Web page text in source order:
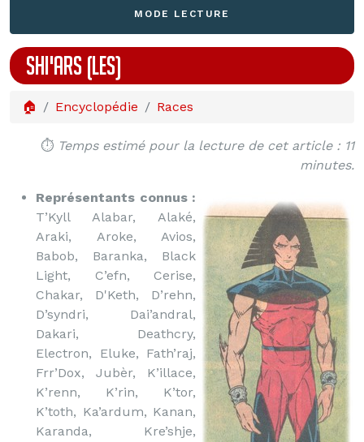
MODE LECTURE
SHI'ARS (LES)
🏠 Encyclopédie Races
⏱️ Temps estimé pour la lecture de cet article : 11
minutes.
Représentants connus :
T’Kyll Alabar, Alaké,
Araki, Aroke, Avios,
Babob, Baranka, Black
Light, C’efn, Cerise,
Chakar, D'Keth, D’rehn,
D’syndri, Dai’andral,
Dakari, Deathcry,
Electron, Eluke, Fath’raj,
Frr’Dox, Jubèr, K’illace,
K’renn, K’rin, K’tor,
K’toth, Ka’ardum, Kanan,
Karanda, Kre’shje,